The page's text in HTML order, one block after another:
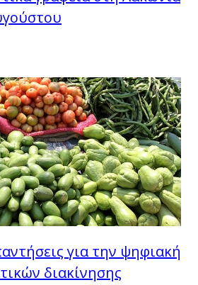
για την ψηφιακή
διακίνησης